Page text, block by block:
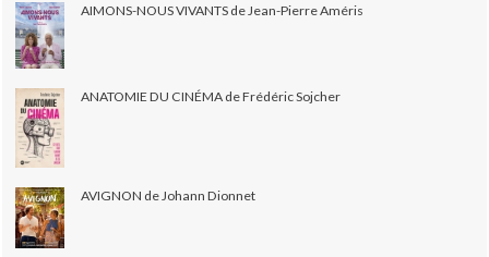
AIMONS-NOUS VIVANTS de Jean-Pierre Améris
ANATOMIE DU CINÉMA de Frédéric Sojcher
AVIGNON de Johann Dionnet